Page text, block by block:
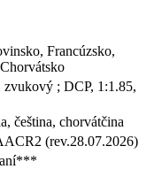
Francúzsko,
; DCP, 1:1.85,
čeština, chorvátčina
(rev.28.07.2026)